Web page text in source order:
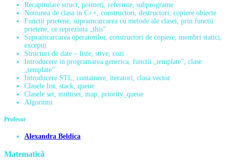
Recapitulare struct, pointeri, referinte, subprograme
Notiunea de clasa in C++, constructori, destructori, copiere obiecte
Functii prietene, supraincarcarea cu metode ale clasei, prin functii
prietene, ce reprezinta „this”
Supraincarcarea operatorilor, constructori de copiere, membri statici,
exceptii
Structuri de date – liste, stive, cozi
Introducere in programarea generica, functii „template”, clase
„template”
Introducere STL, containere, iteratori, clasa vector
Clasele list, stack, queue
Clasele set, multiset, map, priority_queue
Algoritmi
Profesor
Alexandra Beldica
Matematică